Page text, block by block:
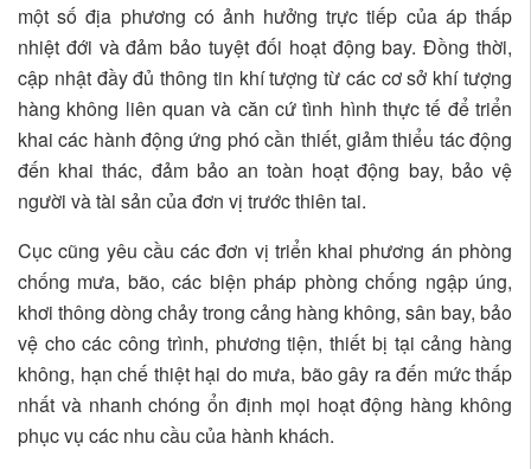
một số địa phương có ảnh hưởng trực tiếp của áp thấp
nhiệt đới và đảm bảo tuyệt đối hoạt động bay. Đồng thời,
cập nhật đầy đủ thông tin khí tượng từ các cơ sở khí tượng
hàng không liên quan và căn cứ tình hình thực tế để triển
khai các hành động ứng phó cần thiết, giảm thiểu tác động
đến khai thác, đảm bảo an toàn hoạt động bay, bảo vệ
người và tài sản của đơn vị trước thiên tai.
Cục cũng yêu cầu các đơn vị triển khai phương án phòng
chống mưa, bão, các biện pháp phòng chống ngập úng,
khơi thông dòng chảy trong cảng hàng không, sân bay, bảo
vệ cho các công trình, phương tiện, thiết bị tại cảng hàng
không, hạn chế thiệt hại do mưa, bão gây ra đến mức thấp
nhất và nhanh chóng ổn định mọi hoạt động hàng không
phục vụ các nhu cầu của hành khách.